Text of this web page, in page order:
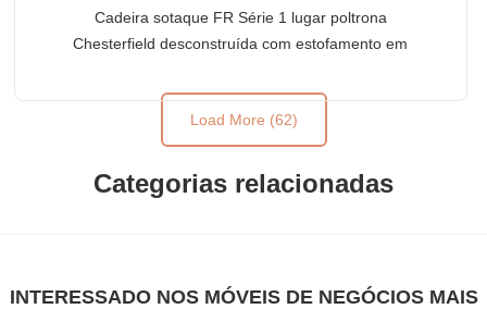
Cadeira sotaque FR Série 1 lugar poltrona
Chesterfield desconstruída com estofamento em
Load More (62)
Categorias relacionadas
INTERESSADO NOS MÓVEIS DE NEGÓCIOS MAIS